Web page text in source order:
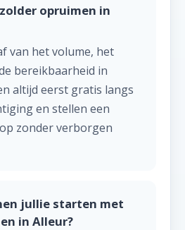
opruimen in
van het volume, het
bereikbaarheid in
altijd eerst gratis langs
en stellen een
zonder verborgen
jullie starten met
in Alleur?